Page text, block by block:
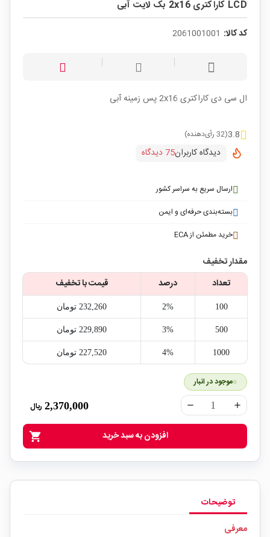
LCD کاراکتری 2x16 بک لایت آبی
کد کالا: 2061001001
ال سی دی کاراکتری 2x16 پس زمینه آبی
3.8(32 رأی‌دهنده)
دیدگاه کاربران75 دیدگاه
ارسال سریع به سراسر کشور
بسته‌بندی حرفه‌ای و ایمن
خرید مطمئن از ECA
مقدار تخفیف
تعداد
درصد قیمت با تخفیف
100
2% 232,260‎ تومان
500
3% 229,890‎ تومان
1000
4% 227,520‎ تومان
موجود در انبار
remove add
2,370,000 ریال
shopping_cart افزودن به سبد خرید
توضیحات
معرفی